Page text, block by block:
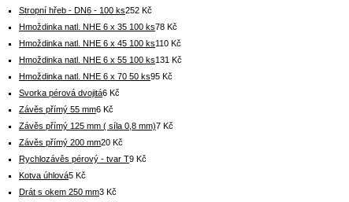
Stropní hřeb - DN6 - 100 ks252 Kč
Hmoždinka natl. NHE 6 x 35 100 ks78 Kč
Hmoždinka natl. NHE 6 x 45 100 ks110 Kč
Hmoždinka natl. NHE 6 x 55 100 ks131 Kč
Hmoždinka natl. NHE 6 x 70 50 ks95 Kč
Svorka pérová dvojitá6 Kč
Závěs přímý 55 mm6 Kč
Závěs přímý 125 mm ( síla 0,8 mm)7 Kč
Závěs přímý 200 mm20 Kč
Rychlozávěs pérový - tvar T9 Kč
Kotva úhlová5 Kč
Drát s okem 250 mm3 Kč